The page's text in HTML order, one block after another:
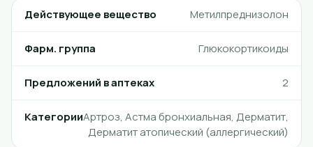
Действующее вещество Метилпреднизолон
Фарм. группа Глюкокортикоиды
Предложений в аптеках 2
КатегорииАртроз, Астма бронхиальная, Дерматит,
Дерматит атопический (аллергический)